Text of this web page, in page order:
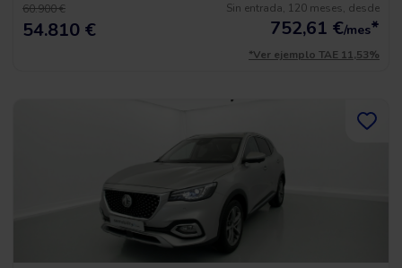
60.900 €
54.810 €
Sin entrada, 120 meses, desde
752,61 €/mes*
*Ver ejemplo TAE 11,53%